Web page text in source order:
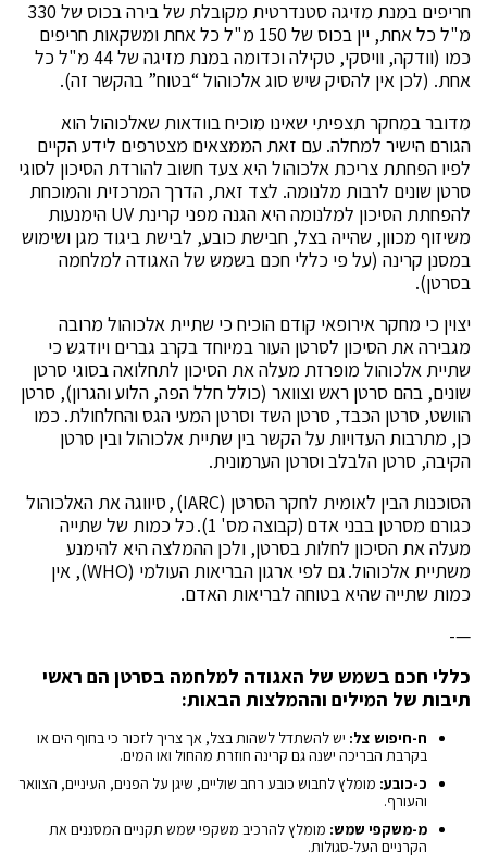
חריפים במנת מזיגה סטנדרטית מקובלת של בירה בכוס של 330
מ"ל כל אחת, יין בכוס של 150 מ"ל כל אחת ומשקאות חריפים
כמו (וודקה, וויסקי, טקילה וכדומה במנת מזיגה של 44 מ"ל כל
אחת. (לכן אין להסיק שיש סוג אלכוהול “בטוח” בהקשר זה).
מדובר במחקר תצפיתי שאינו מוכיח בוודאות שאלכוהול הוא
הגורם הישיר למחלה. עם זאת הממצאים מצטרפים לידע הקיים
לפיו הפחתת צריכת אלכוהול היא צעד חשוב להורדת הסיכון לסוגי
סרטן שונים לרבות מלנומה. לצד זאת, הדרך המרכזית והמוכחת
להפחתת הסיכון למלנומה היא הגנה מפני קרינת UV הימנעות
משיזוף מכוון, שהייה בצל, חבישת כובע, לבישת ביגוד מגן ושימוש
במסנן קרינה (על פי כללי חכם בשמש של האגודה למלחמה
בסרטן).
יצוין כי מחקר אירופאי קודם הוכיח כי שתיית אלכוהול מרובה
מגבירה את הסיכון לסרטן העור במיוחד בקרב גברים ויודגש כי
שתיית אלכוהול מופרזת מעלה את הסיכון לתחלואה בסוגי סרטן
שונים, בהם סרטן ראש וצוואר (כולל חלל הפה, הלוע והגרון), סרטן
הוושט, סרטן הכבד, סרטן השד וסרטן המעי הגס והחלחולת. כמו
כן, מתרבות העדויות על הקשר בין שתיית אלכוהול ובין סרטן
הקיבה, סרטן הלבלב וסרטן הערמונית.
הסוכנות הבין לאומית לחקר הסרטן (IARC) , סיווגה את האלכוהול
כגורם מסרטן בבני אדם (קבוצה מס' 1). כל כמות של שתייה
מעלה את הסיכון לחלות בסרטן, ולכן ההמלצה היא להימנע
משתיית אלכוהול. גם לפי ארגון הבריאות העולמי (WHO), אין
כמות שתייה שהיא בטוחה לבריאות האדם.
—-
כללי חכם בשמש של האגודה למלחמה בסרטן הם ראשי
תיבות של המילים וההמלצות הבאות:
ח-חיפוש צל: יש להשתדל לשהות בצל, אך צריך לזכור כי בחוף הים או
בקרבת הבריכה ישנה גם קרינה חוזרת מהחול ואו המים.
כ-כובע: מומלץ לחבוש כובע רחב שוליים, שיגן על הפנים, העיניים, הצוואר
והעורף.
מ-משקפי שמש: מומלץ להרכיב משקפי שמש תקניים המסננים את
הקרניים העל-סגולות.